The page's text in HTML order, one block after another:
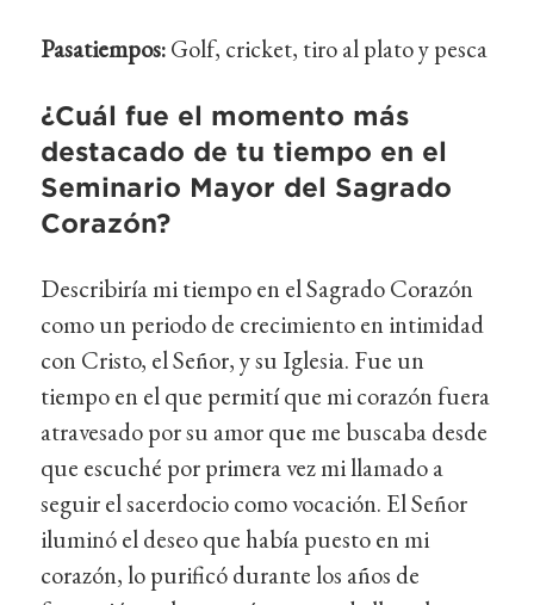
Pasatiempos:Golf, cricket, tiro al plato y pesca
¿Cuál fue el momento más
destacado de tu tiempo en el
Seminario Mayor del Sagrado
Corazón?
Describiría mi tiempo en el Sagrado Corazón
como un periodo de crecimiento en intimidad
con Cristo, el Señor, y su Iglesia. Fue un
tiempo en el que permití que mi corazón fuera
atravesado por su amor que me buscaba desde
que escuché por primera vez mi llamado a
seguir el sacerdocio como vocación. El Señor
iluminó el deseo que había puesto en mi
corazón, lo purificó durante los años de